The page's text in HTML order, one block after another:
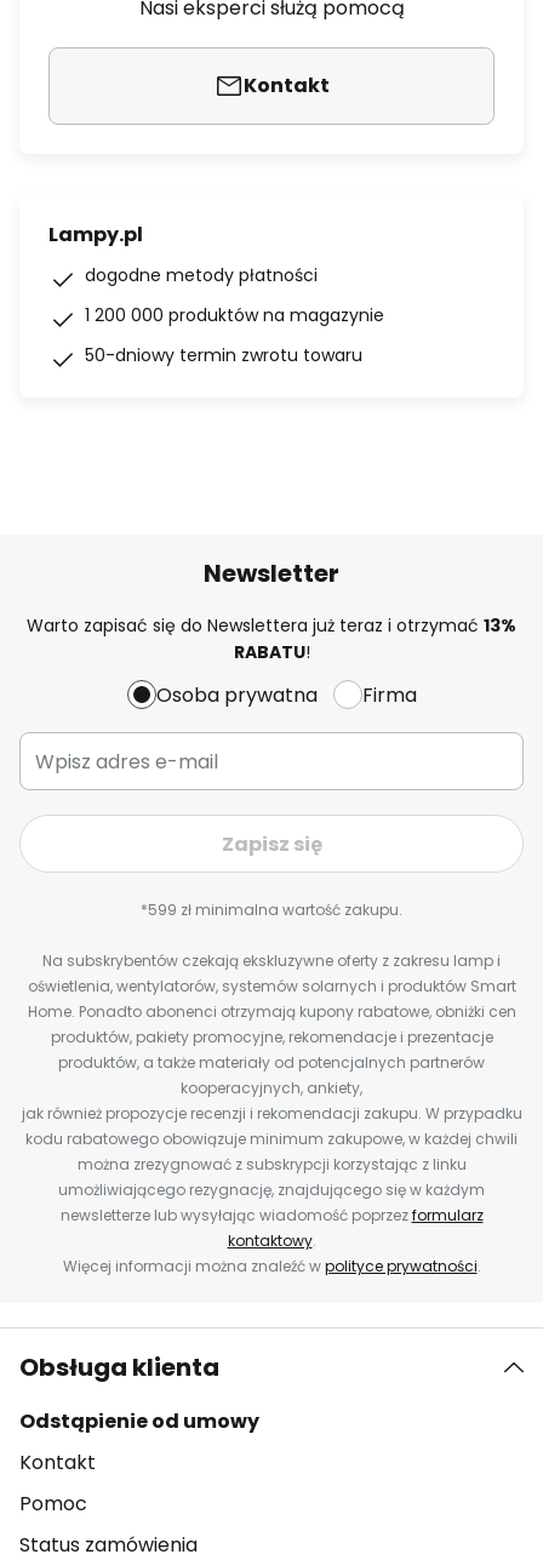
Nasi eksperci służą pomocą
Kontakt
Lampy.pl
dogodne metody płatności
1 200 000 produktów na magazynie
50-dniowy termin zwrotu towaru
Newsletter
Warto zapisać się do Newslettera już teraz i otrzymać 13%
RABATU!
Osoba prywatna Firma
Zapisz się
*599 zł minimalna wartość zakupu.
Na subskrybentów czekają ekskluzywne oferty z zakresu lamp i
oświetlenia, wentylatorów, systemów solarnych i produktów Smart
Home. Ponadto abonenci otrzymają kupony rabatowe, obniżki cen
produktów, pakiety promocyjne, rekomendacje i prezentacje
produktów, a także materiały od potencjalnych partnerów
kooperacyjnych, ankiety,
jak również propozycje recenzji i rekomendacji zakupu. W przypadku
kodu rabatowego obowiązuje minimum zakupowe, w każdej chwili
można zrezygnować z subskrypcji korzystając z linku
umożliwiającego rezygnację, znajdującego się w każdym
newsletterze lub wysyłając wiadomość poprzezformularz
kontaktowy.
Więcej informacji można znaleźć wpolityce prywatności.
Obsługa klienta
Odstąpienie od umowy
Kontakt
Pomoc
Status zamówienia